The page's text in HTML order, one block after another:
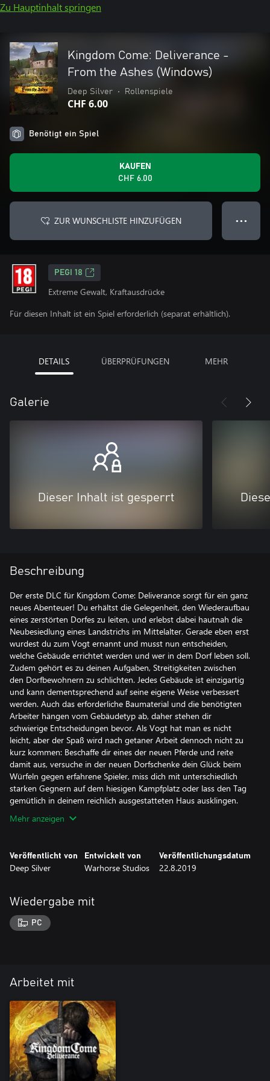
Zu Hauptinhalt springen
Kingdom Come: Deliverance -
From the Ashes (Windows)
Deep Silver • Rollenspiele
CHF 6.00
Benötigt ein Spiel
KAUFEN
CHF 6.00
ZUR WUNSCHLISTE HINZUFÜGEN ● ● ●
PEGI 18
Extreme Gewalt, Kraftausdrücke
Für diesen Inhalt ist ein Spiel erforderlich (separat erhältlich).
DETAILS ÜBERPRÜFUNGEN MEHR
Galerie
Dieser Inhalt ist gesperrt
Beschreibung
Der erste DLC für Kingdom Come: Deliverance sorgt für ein ganz
neues Abenteuer! Du erhältst die Gelegenheit, den Wiederaufbau
eines zerstörten Dorfes zu leiten, und erlebst dabei hautnah die
Neubesiedlung eines Landstrichs im Mittelalter. Gerade eben erst
wurdest du zum Vogt ernannt und musst nun entscheiden,
welche Gebäude errichtet werden und wer in dem Dorf leben soll.
Zudem gehört es zu deinen Aufgaben, Streitigkeiten zwischen
den Dorfbewohnern zu schlichten. Jedes Gebäude ist einzigartig
und kann dementsprechend auf seine eigene Weise verbessert
werden. Auch das erforderliche Baumaterial und die benötigten
Arbeiter hängen vom Gebäudetyp ab, daher stehen dir
schwierige Entscheidungen bevor. Als Vogt hat man es nicht
leicht, aber der Spaß wird nach getaner Arbeit dennoch nicht zu
kurz kommen: Beschaffe dir eines der neuen Pferde und reite
damit aus, versuche in der neuen Dorfschenke dein Glück beim
Würfeln gegen erfahrene Spieler, miss dich mit unterschiedlich
starken Gegnern auf dem hiesigen Kampfplatz oder lass den Tag
gemütlich in deinem reichlich ausgestatteten Haus ausklingen.
Mehr anzeigen
Veröffentlicht von
Deep Silver
Entwickelt von
Warhorse Studios
Veröffentlichungsdatum
22.8.2019
Wiedergabe mit
PC
Arbeitet mit